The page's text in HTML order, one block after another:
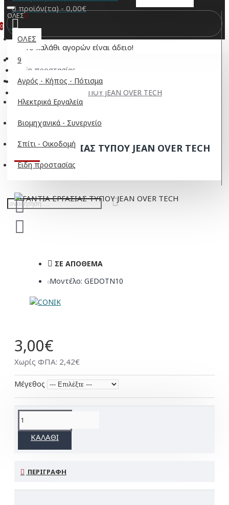
0 προϊόν(τα) - 0,00€
0
Το καλάθι αγορών είναι άδειο!
ΟΛΕΣ
ΟΛΕΣ
9
Αγρός - Κήπος - Πότισμα
Ηλεκτρικά Εργαλεία
Βιομηχανικά - Συνεργείο
Σπίτι - Οικοδομή
Ειδη προστασίας
Ειδη προστασίας
Γάντια εργασίας
ΓΑΝΤΙΑ ΕΡΓΑΣΙΑΣ ΤΥΠΟΥ JEAN OVER TECH
ΓΑΝΤΙΑ ΕΡΓΑΣΙΑΣ ΤΥΠΟΥ JEAN OVER TECH
ΣΕ ΑΠΌΘΕΜΑ
Μοντέλο: GEDOTN10
3,00€
Χωρίς ΦΠΑ: 2,42€
Μέγεθος
ΚΑΛΆΘΙ
ΠΕΡΙΓΡΑΦΉ